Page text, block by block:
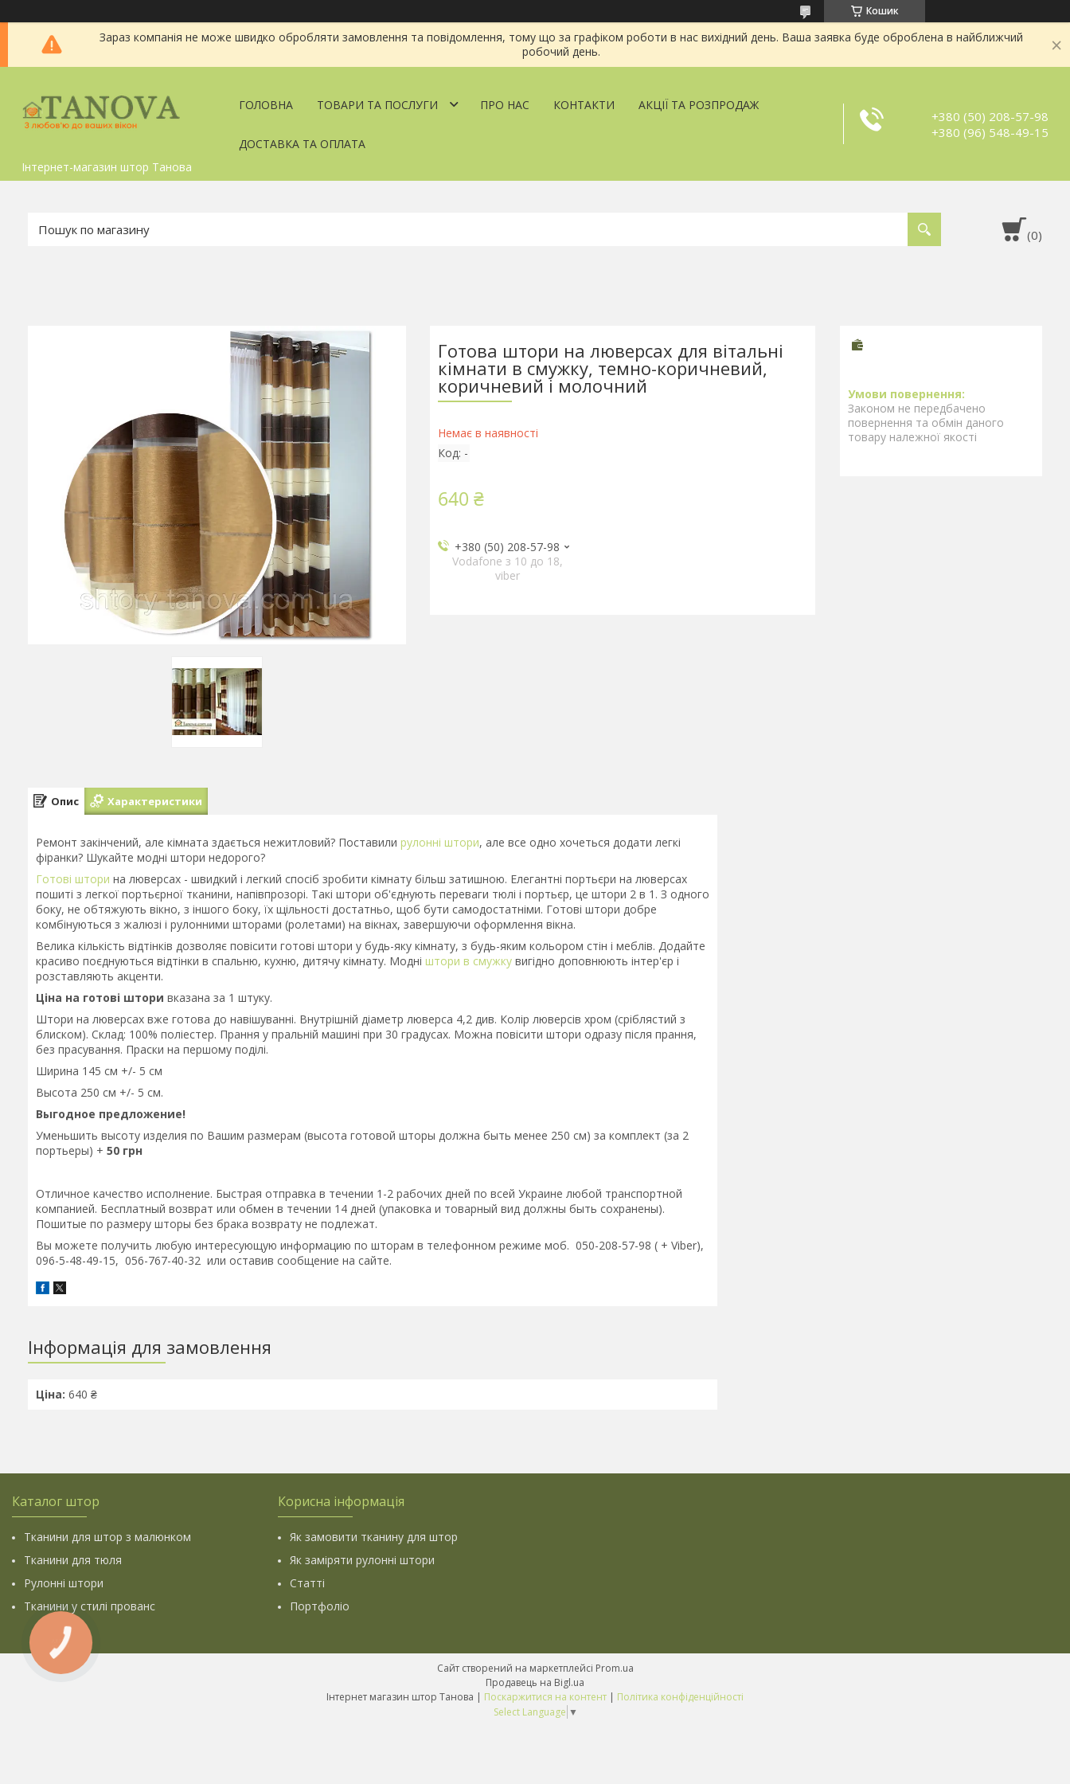
Кошик
Зараз компанія не може швидко обробляти замовлення та повідомлення, тому що за графіком роботи в нас вихідний день. Ваша заявка буде оброблена в найближчий
робочий день.
Інтернет-магазин штор Танова
ГОЛОВНА ТОВАРИ ТА ПОСЛУГИ ПРО НАС КОНТАКТИ АКЦІЇ ТА РОЗПРОДАЖ
ДОСТАВКА ТА ОПЛАТА
+380 (50) 208-57-98
+380 (96) 548-49-15
Готова штори на люверсах для вітальні
кімнати в смужку, темно-коричневий,
коричневий і молочний
Немає в наявності
Код: -
640 ₴
+380 (50) 208-57-98
Vodafone з 10 до 18,
viber
Законом не передбачено
повернення та обмін даного
товару належної якості
Опис Характеристики
Ремонт закінчений, але кімната здається нежитловий? Поставили рулонні штори, але все одно хочеться додати легкі
фіранки? Шукайте модні штори недорого?
Готові штори на люверсах - швидкий і легкий спосіб зробити кімнату більш затишною. Елегантні портьєри на люверсах
пошиті з легкої портьєрної тканини, напівпрозорі. Такі штори об'єднують переваги тюлі і портьєр, це штори 2 в 1. З одного
боку, не обтяжують вікно, з іншого боку, їх щільності достатньо, щоб бути самодостатніми. Готові штори добре
комбінуються з жалюзі і рулонними шторами (ролетами) на вікнах, завершуючи оформлення вікна.
Велика кількість відтінків дозволяє повісити готові штори у будь-яку кімнату, з будь-яким кольором стін і меблів. Додайте
красиво поєднуються відтінки в спальню, кухню, дитячу кімнату. Модні штори в смужку вигідно доповнюють інтер'єр і
розставляють акценти.
Ціна на готові штори вказана за 1 штуку.
Штори на люверсах вже готова до навішуванні. Внутрішній діаметр люверса 4,2 див. Колір люверсів хром (сріблястий з
блиском). Склад: 100% поліестер. Прання у пральній машині при 30 градусах. Можна повісити штори одразу після прання,
без прасування. Праски на першому поділі.
Ширина 145 см +/- 5 см
Высота 250 см +/- 5 см.
Выгодное предложение!
Уменьшить высоту изделия по Вашим размерам (высота готовой шторы должна быть менее 250 см) за комплект (за 2
портьеры) + 50 грн
Отличное качество исполнение. Быстрая отправка в течении 1-2 рабочих дней по всей Украине любой транспортной
компанией. Бесплатный возврат или обмен в течении 14 дней (упаковка и товарный вид должны быть сохранены).
Пошитые по размеру шторы без брака возврату не подлежат.
Вы можете получить любую интересующую информацию по шторам в телефонном режиме моб. 050-208-57-98 ( + Viber),
096-5-48-49-15, 056-767-40-32 или оставив сообщение на сайте.
Інформація для замовлення
Ціна: 640 ₴
Каталог штор
Тканини для штор з малюнком
Тканини для тюля
Рулонні штори
Тканини у стилі прованс
Корисна інформація
Як замовити тканину для штор
Як заміряти рулонні штори
Статті
Портфоліо
Сайт створений на маркетплейсі Prom.ua
Продавець на Bigl.ua
Інтернет магазин штор Танова | Поскаржитися на контент | Політика конфіденційності
Select Language ▼
КНОПКА
ЗВ'ЯЗКУ